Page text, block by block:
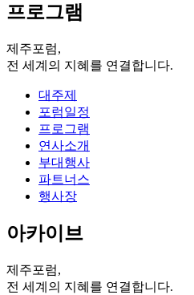
프로그램
제주포럼,
전 세계의 지혜를 연결합니다.
대주제
포럼일정
프로그램
연사소개
부대행사
파트너스
행사장
아카이브
제주포럼,
전 세계의 지혜를 연결합니다.